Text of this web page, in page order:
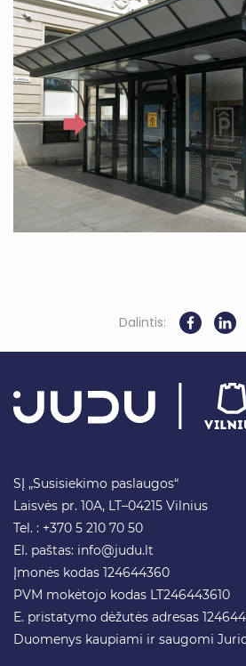
Dalintis:
SĮ „Susisiekimo paslaugos“
Laisvės pr. 10A, LT–04215 Vilnius
Tel. : +370 5 210 70 50
El. paštas: info@judu.lt
Įmonės kodas 124644360
PVM mokėtojo kodas LT246443610
E. pristatymo dėžutės adresas
Duomenys kaupiami ir saugomi